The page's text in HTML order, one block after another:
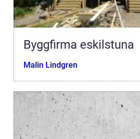
Byggfirma eskilstuna
Malin Lindgren